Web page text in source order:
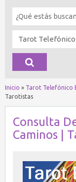
Inicio » Tarot Telefónico
Tarotistas
Consulta
Caminos |